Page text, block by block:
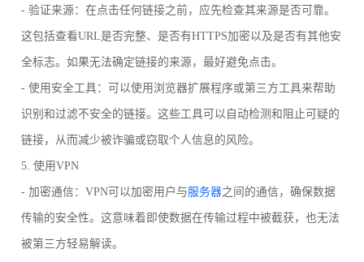
- 验证来源：在点击任何链接之前，应先检查其来源是否可靠。
这包括查看URL是否完整、是否有HTTPS加密以及是否有其他安
全标志。如果无法确定链接的来源，最好避免点击。
- 使用安全工具：可以使用浏览器扩展程序或第三方工具来帮助
识别和过滤不安全的链接。这些工具可以自动检测和阻止可疑的
链接，从而减少被诈骗或窃取个人信息的风险。
5. 使用VPN
- 加密通信：VPN可以加密用户与服务器之间的通信，确保数据
传输的安全性。这意味着即使数据在传输过程中被截获，也无法
被第三方轻易解读。